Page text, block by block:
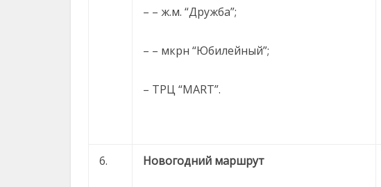
– – ж.м. “Дружба”;
– – мкрн “Юбилейный”;
– ТРЦ “MART”.
6. Новогодний маршрут